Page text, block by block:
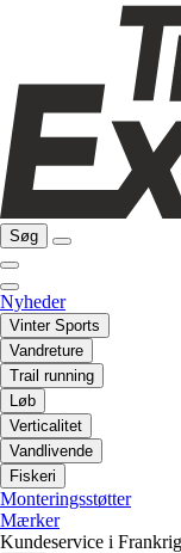
Søg
Nyheder
Vinter Sports
Vandreture
Trail running
Løb
Verticalitet
Vandlivende
Fiskeri
Monteringsstøtter
Mærker
Kundeservice i Frankrig